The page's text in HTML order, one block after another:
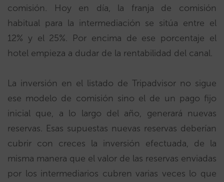
comisión. Hoy en día, la franja de comisión
habitual para la intermediación se sitúa entre el
12% y el 25%. Por encima de ese porcentaje el
hotel empieza a dudar de la rentabilidad del canal.
La inversión en el listado de Tripadvisor no sigue
ese modelo de comisión sino el de un pago fijo
inicial que, a lo largo del año, generará nuevas
reservas. Esas supuestas nuevas reservas deberían
cubrir con creces la inversión efectuada, de la
misma manera que el valor de las reservas enviadas
por los intermediarios cubren varias veces lo que